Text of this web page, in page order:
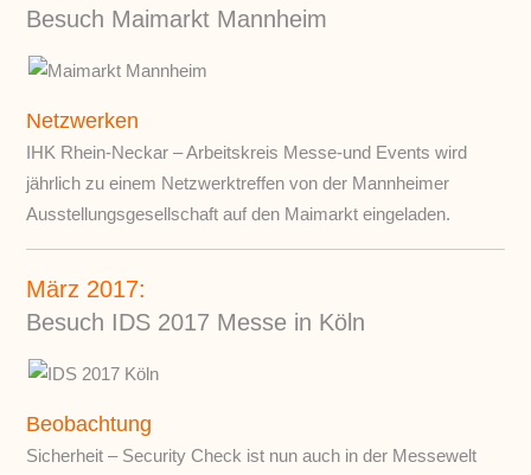
Besuch Maimarkt Mannheim
Netzwerken
IHK Rhein-Neckar – Arbeitskreis Messe-und Events wird
jährlich zu einem Netzwerktreffen von der Mannheimer
Ausstellungsgesellschaft auf den Maimarkt eingeladen.
März 2017:
Besuch IDS 2017 Messe in Köln
Beobachtung
Sicherheit – Security Check ist nun auch in der Messewelt